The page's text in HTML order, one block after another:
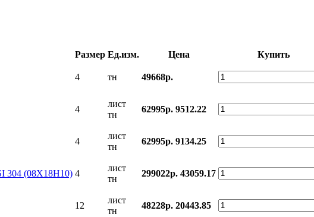
Размер Ед.изм. Цена Купить
4 тн 49668р.
4
лист
тн
62995р. 9512.22
4
лист
тн
62995р. 9134.25
304 (08Х18Н10) 4
лист
тн
299022р. 43059.17
12
лист
тн
48228р. 20443.85